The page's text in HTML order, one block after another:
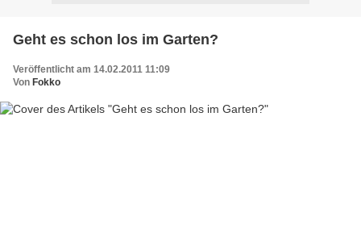
Geht es schon los im Garten?
Veröffentlicht am 14.02.2011 11:09
Von Fokko